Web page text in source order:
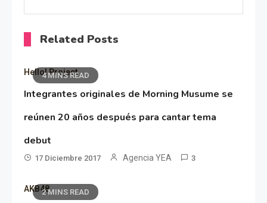
Related Posts
4 MINS READ
Hello! Project
Integrantes originales de Morning Musume se
reúnen 20 años después para cantar tema
debut
17 Diciembre 2017 Agencia YEA 3
2 MINS READ
AKB48